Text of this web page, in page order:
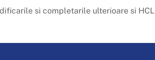
si completarile ulterioare si